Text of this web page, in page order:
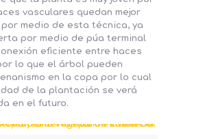
vasculares quedan mejor
medio de esta técnica, ya
por medio de púa terminal
eficiente entre haces
lo que el árbol pueden
en la copa por lo cual
de la plantación se verá
en el futuro.